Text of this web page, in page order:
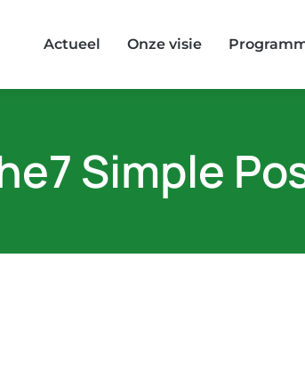
Actueel Onze visie
Simple